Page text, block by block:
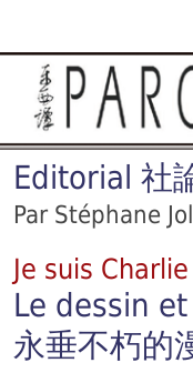
Editorial 社
Par Stéphane
Je suis Charlie
Le dessin
永垂不朽的